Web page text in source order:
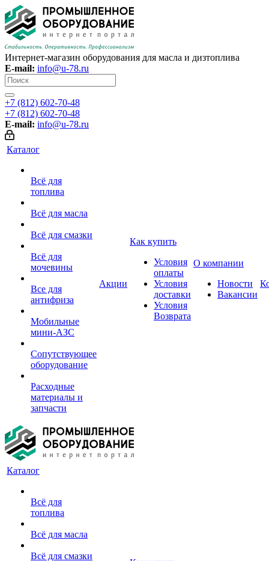
Интернет-магазин оборудования для масла и дизтоплива
E-mail: info@u-78.ru
+7 (812) 602-70-48
+7 (812) 602-70-48
E-mail: info@u-78.ru
Каталог
Всё для
топлива
Всё для масла
Всё для смазки
Всё для
мочевины
Все для
антифриза
Мобильные
мини-АЗС
Сопутствующее
оборудование
Расходные
материалы и
запчасти
Акции
Как купить
Условия
оплаты
Условия
доставки
Условия
Возврата
О компании
Новости
Вакансии
Каталог
Всё для
топлива
Всё для масла
Всё для смазки